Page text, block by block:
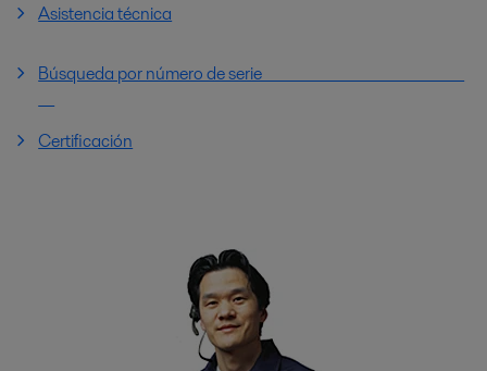
Asistencia técnica
Búsqueda por número de serie
Certificación